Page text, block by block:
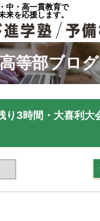
中・高一貫教育で
来を応援します。
等部ブログ
り3時間・大喜利大